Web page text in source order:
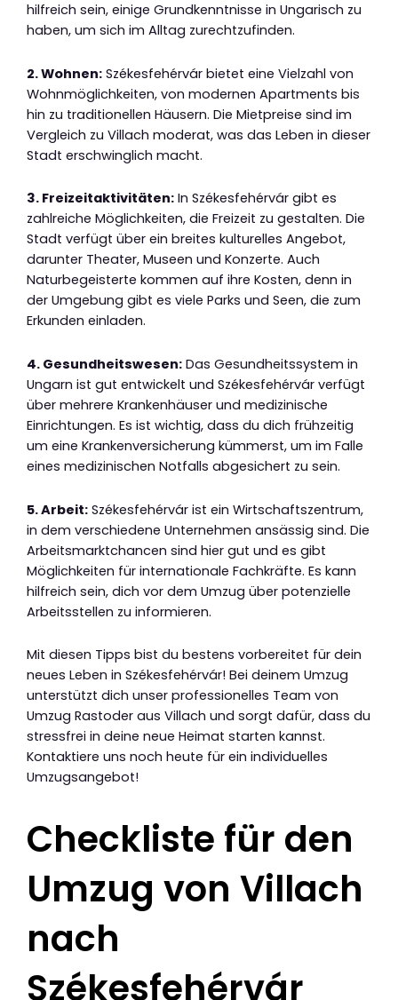
hilfreich sein, einige Grundkenntnisse in Ungarisch zu
haben, um sich im Alltag zurechtzufinden.
2. Wohnen: Székesfehérvár bietet eine Vielzahl von
Wohnmöglichkeiten, von modernen Apartments bis
hin zu traditionellen Häusern. Die Mietpreise sind im
Vergleich zu Villach moderat, was das Leben in dieser
Stadt erschwinglich macht.
3. Freizeitaktivitäten: In Székesfehérvár gibt es
zahlreiche Möglichkeiten, die Freizeit zu gestalten. Die
Stadt verfügt über ein breites kulturelles Angebot,
darunter Theater, Museen und Konzerte. Auch
Naturbegeisterte kommen auf ihre Kosten, denn in
der Umgebung gibt es viele Parks und Seen, die zum
Erkunden einladen.
4. Gesundheitswesen: Das Gesundheitssystem in
Ungarn ist gut entwickelt und Székesfehérvár verfügt
über mehrere Krankenhäuser und medizinische
Einrichtungen. Es ist wichtig, dass du dich frühzeitig
um eine Krankenversicherung kümmerst, um im Falle
eines medizinischen Notfalls abgesichert zu sein.
5. Arbeit: Székesfehérvár ist ein Wirtschaftszentrum,
in dem verschiedene Unternehmen ansässig sind. Die
Arbeitsmarktchancen sind hier gut und es gibt
Möglichkeiten für internationale Fachkräfte. Es kann
hilfreich sein, dich vor dem Umzug über potenzielle
Arbeitsstellen zu informieren.
Mit diesen Tipps bist du bestens vorbereitet für dein
neues Leben in Székesfehérvár! Bei deinem Umzug
unterstützt dich unser professionelles Team von
Umzug Rastoder aus Villach und sorgt dafür, dass du
stressfrei in deine neue Heimat starten kannst.
Kontaktiere uns noch heute für ein individuelles
Umzugsangebot!
Checkliste für den
Umzug von Villach
nach
Székesfehérvár